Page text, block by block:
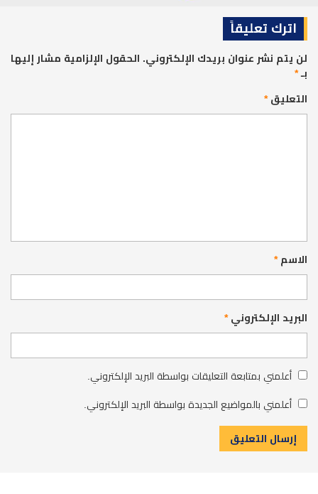
اترك تعليقاً
لن يتم نشر عنوان بريدك الإلكتروني. الحقول الإلزامية مشار إليها
بـ*
التعليق*
الاسم*
البريد الإلكتروني*
أعلمني بمتابعة التعليقات بواسطة البريد الإلكتروني.
أعلمني بالمواضيع الجديدة بواسطة البريد الإلكتروني.